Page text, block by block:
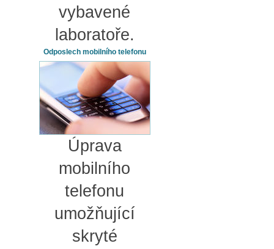
vybavené
laboratoře.
Odposlech mobilního telefonu
Úprava
mobilního
telefonu
umožňující
skryté